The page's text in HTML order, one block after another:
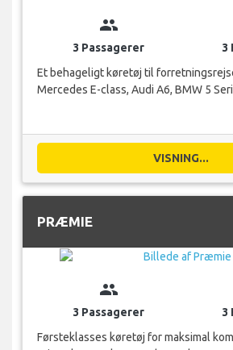
group
3 Passagerer
3
Et behageligt køretøj til
Mercedes E-class, Audi A6, BMW 5
VISNING...
PRÆMIE
group
3 Passagerer
3
Førsteklasses køretøj for maksimal